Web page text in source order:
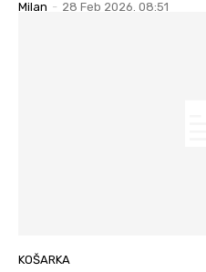
Milan - 28 Feb 2026. 08:51
KOŠARKA